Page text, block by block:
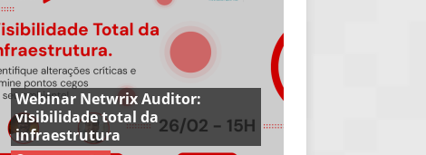
Webinar Netwrix Auditor:
visibilidade total da
infraestrutura